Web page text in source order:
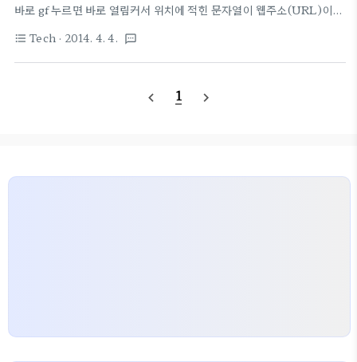
바로 gf 누르면 바로 열림커서 위치에 적힌 문자열이 웹주소(URL)이
트 : Open URL under cursor in Vim with browser - Stack
Overflow ) 별 것 아니지만, 찾아보는거 귀찮음정리 끝 /=).
format_list_bulleted Tech · 2014. 4. 4. textsms
navigate_before 1 navigate_next